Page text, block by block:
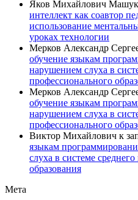
Яков Михайлович
интеллект как соавтор
использование
уроках технологии
Мерков Александр
обучение языкам
нарушением слуха в
профессионального
Мерков Александр
обучение языкам
нарушением слуха в
профессионального
Виктор Михайлович к
языкам
слуха в системе
образования
Мета